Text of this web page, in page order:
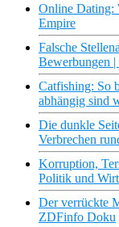
Online Dating:
Empire
Falsche
Bewerbungen
Catfishing: So
abhängig sind
Die dunkle
Verbrechen
Korruption,
Politik und
Der verrückte
ZDFinfo Doku